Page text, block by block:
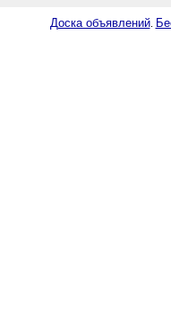
Доска объявлений.